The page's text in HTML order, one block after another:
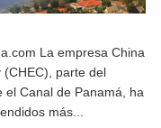
La empresa China
parte del
el Canal de Panamá, ha
más...